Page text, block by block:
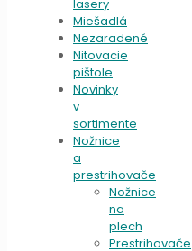
lasery
Miešadlá
Nezaradené
Nitovacie
pištole
Novinky
v
sortimente
Nožnice
a
prestrihovače
Nožnice
na
plech
Prestrihovače